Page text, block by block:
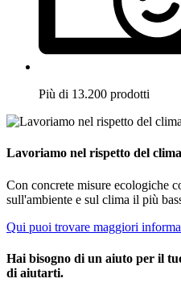
Più di 13.200 prodotti
Lavoriamo nel rispetto del
Con concrete misure ecologiche
sull'ambiente e sul clima il più
Qui puoi trovare maggiori
Hai bisogno di un aiuto per il
di aiutarti.